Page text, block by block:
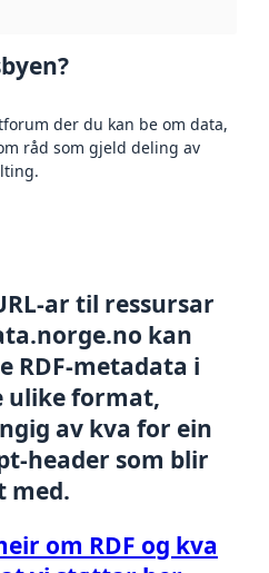
der du kan be om data,
råd som gjeld deling av
ar til ressursar
kan
RDF-metadata i
ulike format,
av kva for ein
header som blir
med.
om RDF og kva